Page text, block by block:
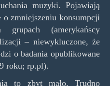
muzyki. Pojawiają
o zmniejszeniu konsumpcji
(amerykańscy
– niewykluczone, że
o badania opublikowane
roku; rp.pl).
to zbyt mało. Trudno